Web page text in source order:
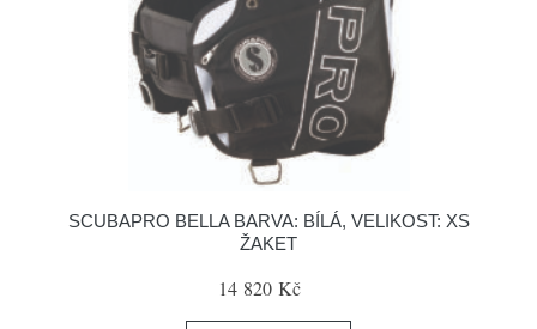
SCUBAPRO BELLA BARVA: BÍLÁ, VELIKOST: XS
ŽAKET
14 820 Kč